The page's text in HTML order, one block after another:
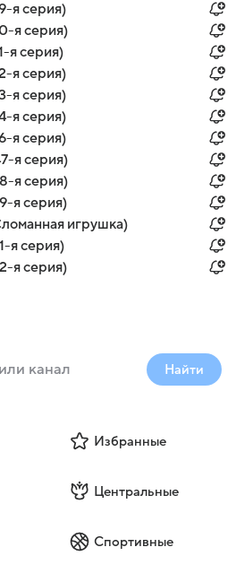
я серия)
я серия)
я серия)
я серия)
я серия)
я серия)
я серия)
я серия)
я серия)
я серия)
игрушка)
я серия)
я серия)
Найти
Избранные
Центральные
Спортивные